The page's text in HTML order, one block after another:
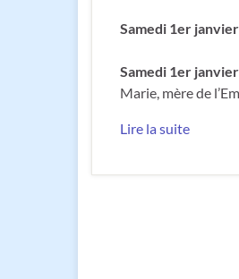
Samedi 1er
Samedi 1er
Marie, mère de
Lire la suite